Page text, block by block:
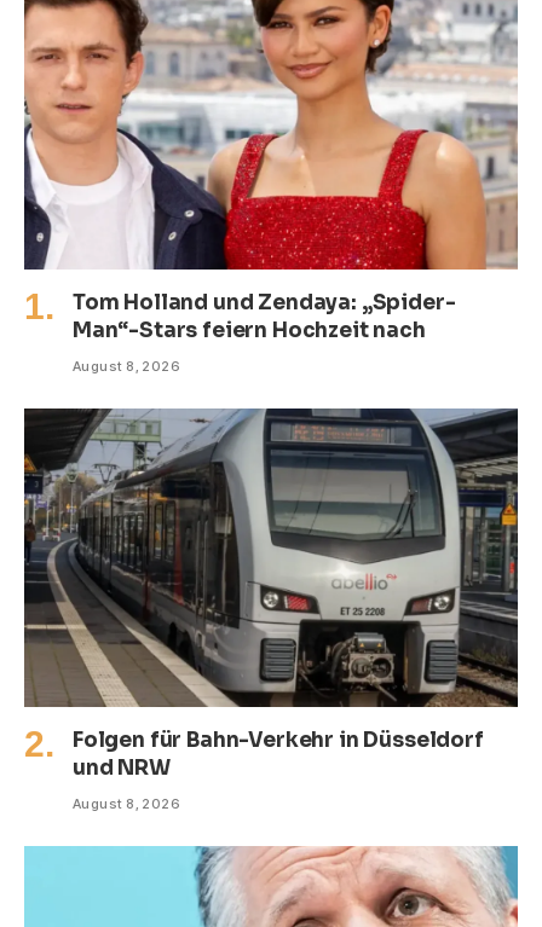
Tom Holland und Zendaya: „Spider-
Man“-Stars feiern Hochzeit nach
August 8, 2026
Folgen für Bahn-Verkehr in Düsseldorf
und NRW
August 8, 2026